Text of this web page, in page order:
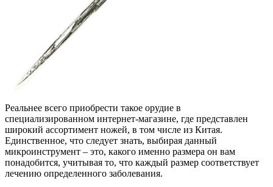
Реальнее всего приобрести такое орудие в
специализированном интернет-магазине, где представлен
широкий ассортимент ножей, в том числе из Китая.
Единственное, что следует знать, выбирая данный
микроинструмент – это, какого именно размера он вам
понадобится, учитывая то, что каждый размер соответствует
лечению определенного заболевания.